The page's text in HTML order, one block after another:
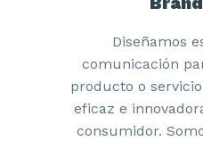
Diseñamos
comunicación
producto o
eficaz e
consumidor.